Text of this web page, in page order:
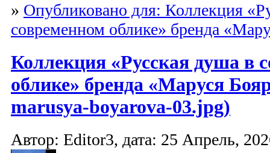
» Опубликовано для: Коллекция
современном облике» бренда
Коллекция «Русская душа в
облике» бренда «Маруся
marusya-boyarova-03.jpg)
Автор: Editor3, дата: 25 Апрель,